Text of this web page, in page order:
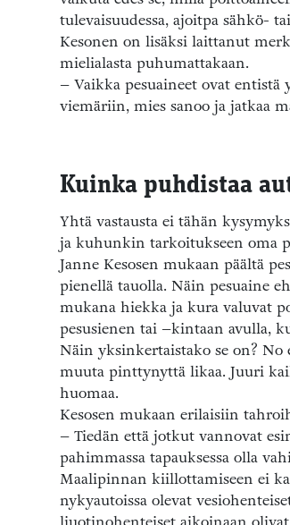
tulevaisuudessa, ajoitpa sähkö-
Kesonen on lisäksi laittanut
mielialasta puhumattakaan.
– Vaikka pesuaineet ovat
viemäriin, mies sanoo ja jatkaa
Kuinka puhdistaa
Yhtä vastausta ei tähän
ja kuhunkin tarkoitukseen oma
Janne Kesosen mukaan päältä
pienellä tauolla. Näin pesuaine
mukana hiekka ja kura valuvat
pesusienen tai –kintaan avulla,
Näin yksinkertaistako se on?
muuta pinttynyttä likaa. Juuri
huomaa.
Kesosen mukaan erilaisiin
– Tiedän että jotkut vannovat
pahimmassa tapauksessa olla
Maalipinnan kiillottamiseen ei
nykyautoissa olevat